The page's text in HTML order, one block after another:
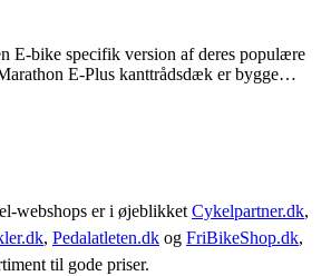
E-bike specifik version af deres populære
E-Plus kanttrådsdæk er bygge…
webshops er i øjeblikket Cykelpartner.dk,
, Pedalatleten.dk og FriBikeShop.dk,
til gode priser.